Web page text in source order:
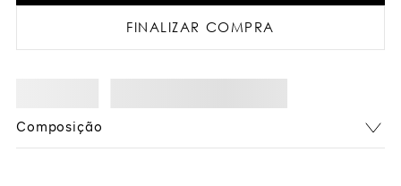
FINALIZAR COMPRA
Composição